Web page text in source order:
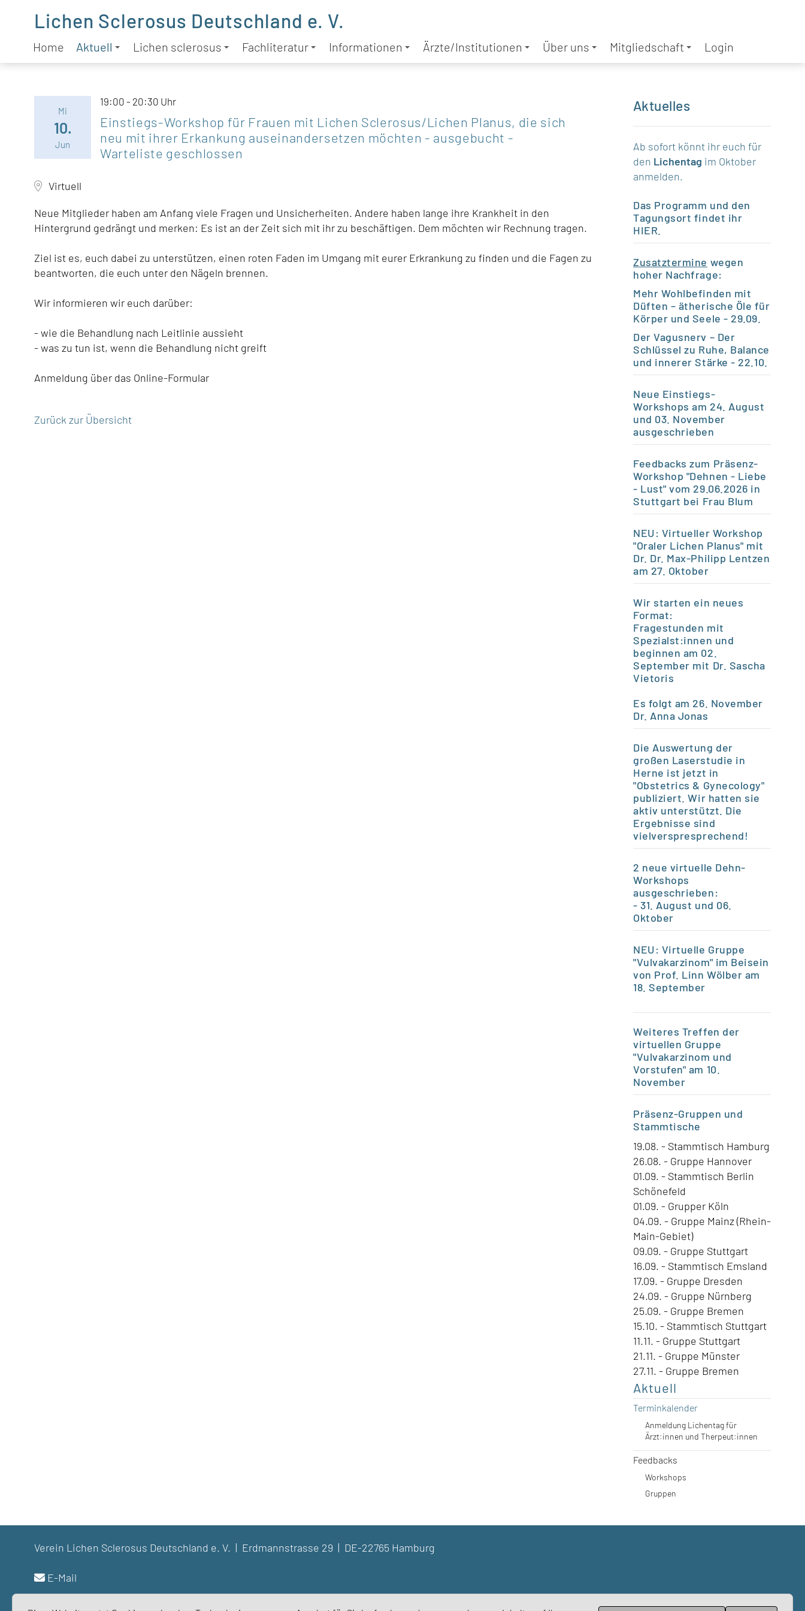
Lichen Sclerosus Deutschland e. V.
Home Aktuell Lichen sclerosus Fachliteratur Informationen Ärzte/Institutionen Über uns Mitgliedschaft Login
Aktuelles
Ab sofort könnt ihr euch für
den Lichentag im Oktober
anmelden.
Das Programm und den
Tagungsort findet ihr
HIER
Zusatztermine wegen
hoher Nachfrage:
Mehr Wohlbefinden mit
Düften – ätherische Öle für
Körper und Seele - 29.09.
Der Vagusnerv – Der
Schlüssel zu Ruhe, Balance
und innerer Stärke - 22.10.
Neue Einstiegs-
Workshops am 24. August
und 03. November
ausgeschrieben
Feedbacks zum Präsenz-
Workshop "Dehnen - Liebe
- Lust" vom 29.06.2026 in
Stuttgart bei Frau Blum
NEU: Virtueller Workshop
"Oraler Lichen Planus" mit
Dr. Dr. Max-Philipp Lentzen
am 27. Oktober
Wir starten ein neues
Format:
Fragestunden mit
Spezialst:innen und
beginnen am 02.
September mit Dr. Sascha
Vietoris
Es folgt am 26. November
Dr. Anna Jonas
Die Auswertung der
großen Laserstudie in
Herne ist jetzt in
"Obstetrics & Gynecology"
publiziert. Wir hatten sie
aktiv unterstützt. Die
Ergebnisse sind
vielverspresprechend!
2 neue virtuelle Dehn-
Workshops
ausgeschrieben:
- 31. August und 06.
Oktober
NEU: Virtuelle Gruppe
"Vulvakarzinom" im Beisein
von Prof. Linn Wölber am
18. September
Weiteres Treffen der
virtuellen Gruppe
"Vulvakarzinom und
Vorstufen" am 10.
November
Präsenz-Gruppen und
Stammtische
19.08. - Stammtisch Hamburg
26.08. - Gruppe Hannover
01.09. - Stammtisch Berlin
Schönefeld
01.09. - Grupper Köln
04.09. - Gruppe Mainz (Rhein-
Main-Gebiet)
09.09. - Gruppe Stuttgart
16.09. - Stammtisch Emsland
17.09. - Gruppe Dresden
24.09. - Gruppe Nürnberg
25.09. - Gruppe Bremen
15.10. - Stammtisch Stuttgart
11.11. - Gruppe Stuttgart
21.11. - Gruppe Münster
27.11. - Gruppe Bremen
Aktuell
Terminkalender
Anmeldung Lichentag für
Ärzt:innen und Therpeut:innen
Feedbacks
Workshops
Gruppen
Mi
10.
Jun
19:00 - 20:30 Uhr
Einstiegs-Workshop für Frauen mit Lichen Sclerosus/Lichen Planus, die sich
neu mit ihrer Erkankung auseinandersetzen möchten - ausgebucht -
Warteliste geschlossen
Virtuell
Neue Mitglieder haben am Anfang viele Fragen und Unsicherheiten. Andere haben lange ihre Krankheit in den
Hintergrund gedrängt und merken: Es ist an der Zeit sich mit ihr zu beschäftigen. Dem möchten wir Rechnung tragen.
Ziel ist es, euch dabei zu unterstützen, einen roten Faden im Umgang mit eurer Erkrankung zu finden und die Fagen zu
beantworten, die euch unter den Nägeln brennen.
Wir informieren wir euch darüber:
- wie die Behandlung nach Leitlinie aussieht
- was zu tun ist, wenn die Behandlung nicht greift
Anmeldung über das Online-Formular
Zurück zur Übersicht
Verein Lichen Sclerosus Deutschland e. V. | Erdmannstrasse 29 | DE-22765 Hamburg
E-Mail